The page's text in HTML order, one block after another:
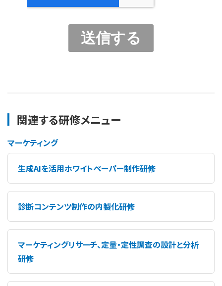
関連する研修メニュー
マーケティング
生成AIを活用ホワイトペーパー制作研修
診断コンテンツ制作の内製化研修
マーケティングリサーチ、定量・定性調査の設計と分析
研修